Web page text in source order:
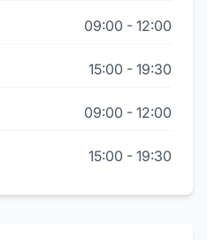
09:00 - 12:00
15:00 - 19:30
09:00 - 12:00
15:00 - 19:30